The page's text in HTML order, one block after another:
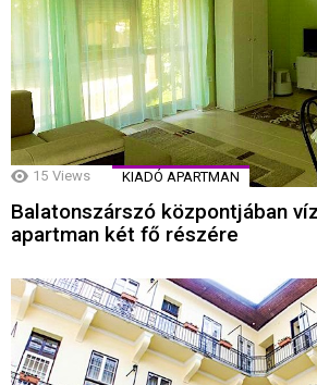
15 Views KIADÓ APARTMAN
Balatonszárszó központjában
apartman két fő részére